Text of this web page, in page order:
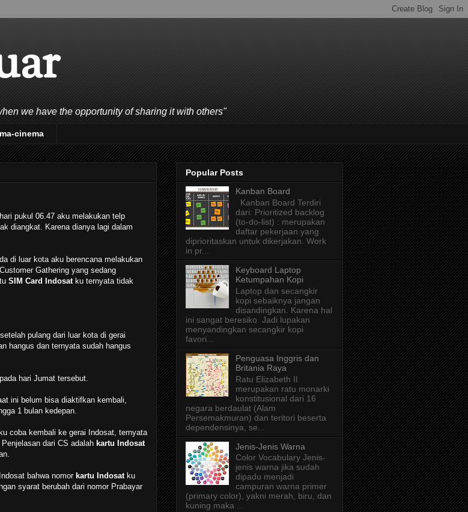
we have the opportunity of sharing it with others"
cinema
pukul 06.47 aku melakukan telp
diangkat. Karena dianya lagi dalam
di luar kota aku berencana melakukan
Gathering yang sedang
SIM Card Indosat ku ternyata tidak
pulang dari luar kota di gerai
hangus dan ternyata sudah hangus
hari Jumat tersebut.
ini belum bisa diaktifkan kembali,
1 bulan kedepan.
coba kembali ke gerai Indosat, ternyata
dari CS adalah kartu Indosat
bahwa nomor kartu Indosat ku
syarat berubah dari nomor Prabayar
Popular Posts
Kanban Board
Kanban Board Terdiri
dari: Prioritized backlog
(to-do-list) : merupakan
daftar pekerjaan yang
diprioritaskan untuk dikerjakan. Work
in pr...
Keyboard Laptop
Ketumpahan Kopi
Laptop dan secangkir
kopi sebaiknya jangan
disandingkan. Karena hal
ini sangat beresiko. Jadi lupakan
menyandingkan secangkir kopi
favori...
Penguasa Inggris dan
Britania Raya
Ratu Elizabeth II
merupakan ratu monarki
konstitusional dari 16
negara berdaulat (Alam
Persemakmuran) dan teritori beserta
dependensinya, se...
Jenis-Jenis Warna
Color Vocabulary Jenis-
jenis warna jika sudah
dipadu menjadi
campuran warna primer
(primary color), yakni merah, biru, dan
kuning maka ...